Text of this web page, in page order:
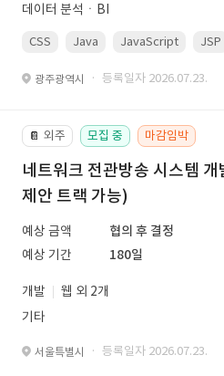
데이터 분석ㆍBI
CSS Java JavaScript JSP
광주광역시 · 등록일자 2026.07.23.
📔 외주 모집 중 마감임박
네트워크 전관방송 시스템
제안 트랙 가능)
예상 금액
협의 후 결정
예상 기간
180일
개발
웹 외 2개
기타
서울특별시 · 등록일자 2026.07.23.